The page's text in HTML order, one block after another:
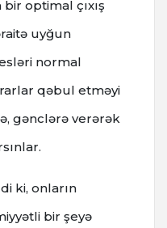
optimal çıxış
uyğun
normal
qəbul etməyi
gənclərə verərək
ki, onların
bir şeyə